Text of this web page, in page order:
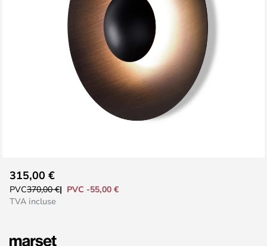
to
the
the
315,00 €
PVC370,00 €
PVC -55,00 €
TVA incluse